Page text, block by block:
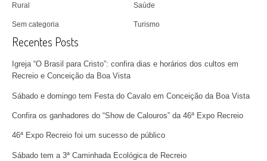
Rural Saúde
Sem categoria Turismo
Recentes Posts
Igreja “O Brasil para Cristo”: confira dias e horários dos cultos em
Recreio e Conceição da Boa Vista
Sábado e domingo tem Festa do Cavalo em Conceição da Boa Vista
Confira os ganhadores do “Show de Calouros” da 46ª Expo Recreio
46ª Expo Recreio foi um sucesso de público
Sábado tem a 3ª Caminhada Ecológica de Recreio